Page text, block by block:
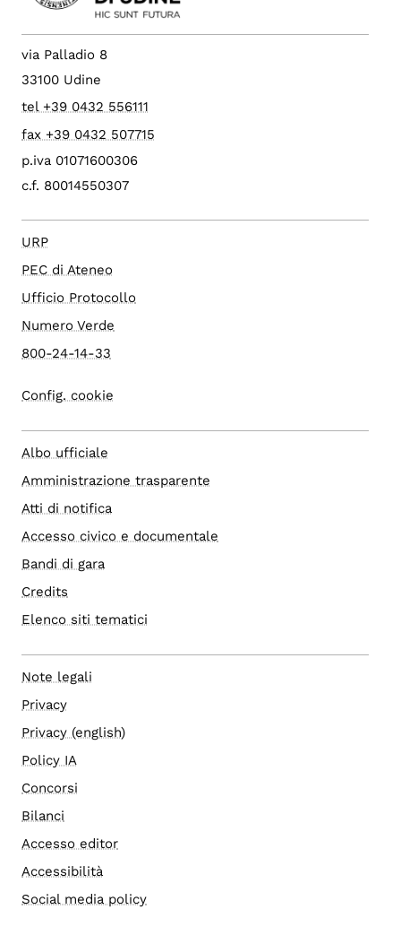
via Palladio 8
33100 Udine
tel +39 0432 556111
fax +39 0432 507715
p.iva 01071600306
c.f. 80014550307
URP
PEC di Ateneo
Ufficio Protocollo
Numero Verde
800-24-14-33
Config. cookie
Albo ufficiale
Amministrazione trasparente
Atti di notifica
Accesso civico e documentale
Bandi di gara
Credits
Elenco siti tematici
Note legali
Privacy
Privacy (english)
Policy IA
Concorsi
Bilanci
Accesso editor
Accessibilità
Social media policy